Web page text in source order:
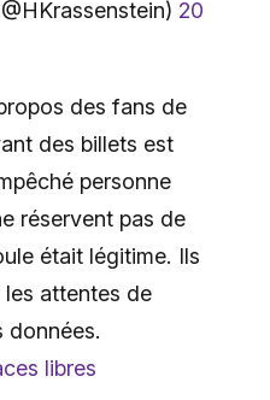
20
des fans de
des billets est
personne
réservent pas de
était légitime. Ils
attentes de
données.
libres